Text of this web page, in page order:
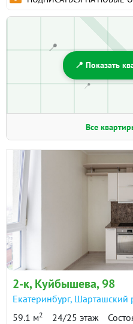
📍
📍
📍 Показать
Все
2-к, Куйбышева, 98
Екатеринбург, Шарташский
59.1 м2 24/25 этаж